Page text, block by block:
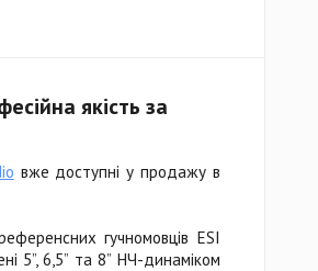
якість за
вже доступні у продажу в
гучномовців ESI
5”, 6,5” та 8” НЧ-динаміком